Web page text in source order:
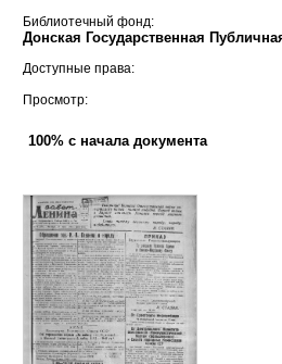
Библиотечный фонд:
Донская Государственная
Доступные права:
Просмотр:
100% с начала документа